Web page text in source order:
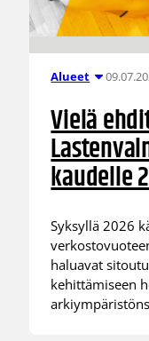
Alueet
Vielä
kaudelle
Syksyllä 2026
haluavat
kehittämiseen